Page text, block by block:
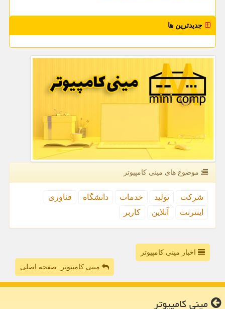
جدیدترین ها
موضوع های مینی كامپیوتر
شركت تولید خدمات دانشگاه
فناوری
اینترنت
آنلاین كاربر
اخبار مینی کامپیوتر
مینی کامپیوتر: صفحه اصلی
مینی كامپیوتر